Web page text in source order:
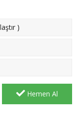
)
Hemen Al